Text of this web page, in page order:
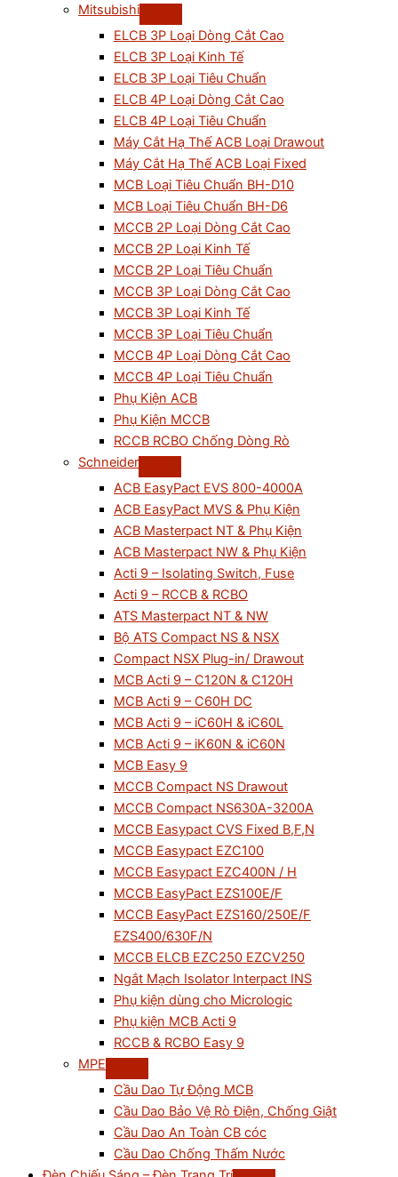
Mitsubishi
ELCB 3P Loại Dòng Cắt Cao
ELCB 3P Loại Kinh Tế
ELCB 3P Loại Tiêu Chuẩn
ELCB 4P Loại Dòng Cắt Cao
ELCB 4P Loại Tiêu Chuẩn
Máy Cắt Hạ Thế ACB Loại Drawout
Máy Cắt Hạ Thế ACB Loại Fixed
MCB Loại Tiêu Chuẩn BH-D10
MCB Loại Tiêu Chuẩn BH-D6
MCCB 2P Loại Dòng Cắt Cao
MCCB 2P Loại Kinh Tế
MCCB 2P Loại Tiêu Chuẩn
MCCB 3P Loại Dòng Cắt Cao
MCCB 3P Loại Kinh Tế
MCCB 3P Loại Tiêu Chuẩn
MCCB 4P Loại Dòng Cắt Cao
MCCB 4P Loại Tiêu Chuẩn
Phụ Kiện ACB
Phụ Kiện MCCB
RCCB RCBO Chống Dòng Rò
Schneider
ACB EasyPact EVS 800-4000A
ACB EasyPact MVS & Phụ Kiện
ACB Masterpact NT & Phụ Kiện
ACB Masterpact NW & Phụ Kiện
Acti 9 – Isolating Switch, Fuse
Acti 9 – RCCB & RCBO
ATS Masterpact NT & NW
Bộ ATS Compact NS & NSX
Compact NSX Plug-in/ Drawout
MCB Acti 9 – C120N & C120H
MCB Acti 9 – C60H DC
MCB Acti 9 – iC60H & iC60L
MCB Acti 9 – iK60N & iC60N
MCB Easy 9
MCCB Compact NS Drawout
MCCB Compact NS630A-3200A
MCCB Easypact CVS Fixed B,F,N
MCCB Easypact EZC100
MCCB Easypact EZC400N / H
MCCB EasyPact EZS100E/F
MCCB EasyPact EZS160/250E/F
EZS400/630F/N
MCCB ELCB EZC250 EZCV250
Ngắt Mạch Isolator Interpact INS
Phụ kiện dùng cho Micrologic
Phụ kiện MCB Acti 9
RCCB & RCBO Easy 9
MPE
Cầu Dao Tự Động MCB
Cầu Dao Bảo Vệ Rò Điện, Chống Giật
Cầu Dao An Toàn CB cóc
Cầu Dao Chống Thấm Nước